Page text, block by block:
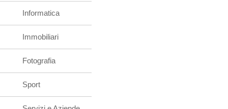
Informatica
Immobiliari
Fotografia
Sport